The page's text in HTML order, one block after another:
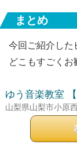
まとめ
今回ご紹介した
どこもすごくお
ゆう音楽教室
山梨県山梨市小原